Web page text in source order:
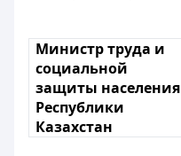
Министр труда и
социальной
защиты населения
Республики
Казахстан